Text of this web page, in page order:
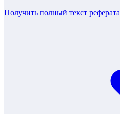
Получить полный текст реферата